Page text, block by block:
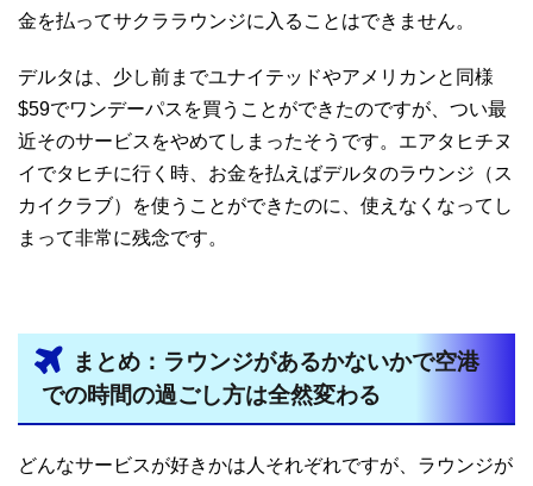
金を払ってサクララウンジに入ることはできません。
デルタは、少し前までユナイテッドやアメリカンと同様
$59でワンデーパスを買うことができたのですが、つい最
近そのサービスをやめてしまったそうです。エアタヒチヌ
イでタヒチに行く時、お金を払えばデルタのラウンジ（ス
カイクラブ）を使うことができたのに、使えなくなってし
まって非常に残念です。
まとめ：ラウンジがあるかないかで空港
での時間の過ごし方は全然変わる
どんなサービスが好きかは人それぞれですが、ラウンジが